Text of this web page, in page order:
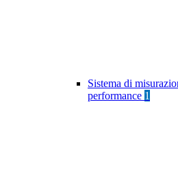
Sistema di
performance 1